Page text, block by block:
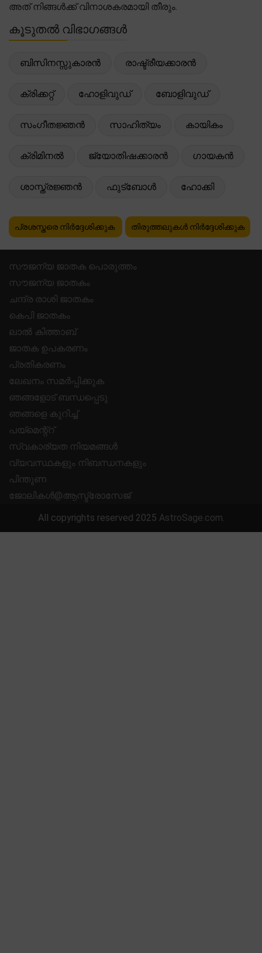
അത് നിങ്ങൾക്ക് വിനാശകരമായി തീരും.
കൂടുതൽ വിഭാഗങ്ങൾ
ബിസിനസ്സുകാരൻ രാഷ്ട്രീയക്കാരൻ
ക്രിക്കറ്റ് ഹോളിവുഡ് ബോളിവുഡ്
സംഗീതജ്ഞൻ സാഹിത്യം കായികം
ക്രിമിനൽ ജ്യോതിഷക്കാരൻ ഗായകൻ
ശാസ്ത്രജ്ഞൻ ഫുട്ബോൾ ഹോക്കി
പ്രശസ്തരെ നിർദ്ദേശിക്കുക തിരുത്തലുകൾ നിർദ്ദേശിക്കുക
സൗജന്യ ജാതക പൊരുത്തം
സൗജന്യ ജാതകം
ചന്ദ്ര രാശി ജാതകം
കെപി ജാതകം
ലാൽ കിത്താബ്
ജാതക ഉപകരണം
പ്രതികരണം
ലേഖനം സമർപ്പിക്കുക
ഞങ്ങളോട് ബന്ധപ്പെടു
ഞങ്ങളെ കുറിച്ച്
പയ്മെന്റ്റ്
സ്വകാര്യത നിയമങ്ങൾ
വ്യവസ്ഥകളും നിബന്ധനകളും
പിന്തുണ
ജോലികൾ@ആസ്ട്രോസേജ്
All copyrights reserved 2025 AstroSage.com.